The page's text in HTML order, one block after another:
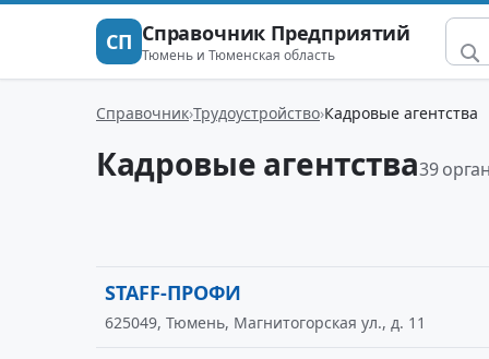
СП Справочник Предприятий
Тюмень и Тюменская область
Справочник Трудоустройство Кадровые агентства
Кадровые агентства39
STAFF-ПРОФИ
625049, Тюмень, Магнитогорская ул., д. 11